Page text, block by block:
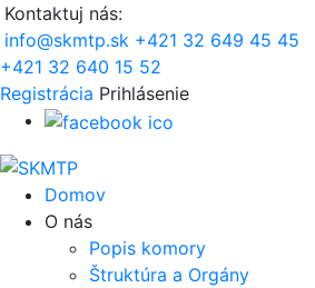
Kontaktuj nás:
info@skmtp.sk +421 32 649 45 45
+421 32 640 15 52
Registrácia Prihlásenie
Domov
O nás
Popis komory
Štruktúra a Orgány